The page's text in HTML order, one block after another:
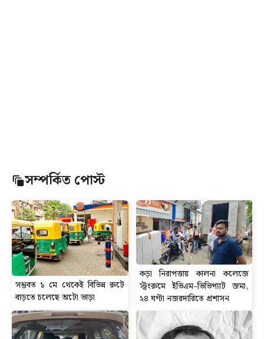
সম্পর্কিত পোস্ট
সম্ভবত ১ মে থেকেই বিভিন্ন রুটে
বাড়তে চলেছে অটো ভাড়া
কড়া নিরাপত্তায় কালনা কলেজে
স্ট্রংরুমে ইভিএম–ভিভিপ্যাট জমা,
২৪ ঘণ্টা নজরদারিতে প্রশাসন